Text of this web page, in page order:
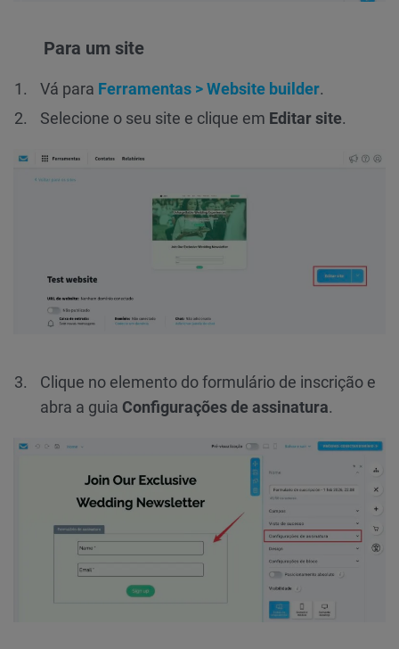
Para um site
Vá para Ferramentas > Website builder.
Selecione o seu site e clique em Editar site.
Clique no elemento do formulário de inscrição e
abra a guia Configurações de assinatura.